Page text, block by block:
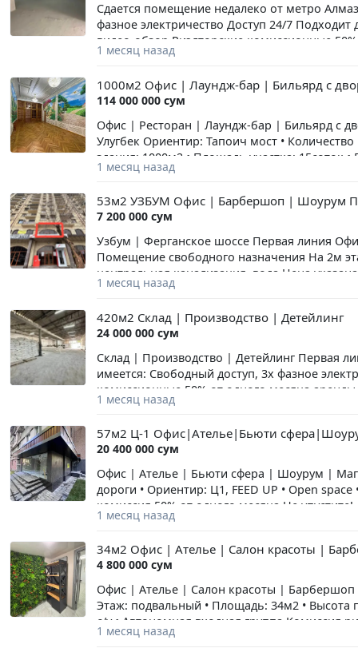
Сдается помещение недалеко от метро
фазное электричество Доступ 24/7
видео-обзор Риэлторские комиссионные
1 месяц назад
1000м2 Офис | Лаундж-бар | Бильярд с
114 000 000 сум
Офис | Ресторан | Лаундж-бар | Бильярд с
Улугбек Ориентир: Тапоич мост •
здания: 1000м2 • Площадь участка: 15соток
сауна • Паркинг: свободный Риэлторская
1 месяц назад
53м2 УЗБУМ Офис | Барбершоп | Шоурум
7 200 000 сум
Узбум | Ферганское шоссе Первая линия
Помещение свободного назначения На 2м
центральная канализация, вода Цена
месяца Риэлторская комиссия 50% от
1 месяц назад
420м2 Склад | Производство | Детейлинг
24 000 000 сум
Склад | Производство | Детейлинг Первая
имеется: Свободный доступ, 3х фазное
комиссионные 50% от одного месяца аренды
1 месяц назад
57м2 Ц-1 Офис|Ателье|Бьюти
20 400 000 сум
Офис | Ателье | Бьюти сфера | Шоурум |
дороги • Ориентир: Ц1, FEED UP • Open
комиссия 50% от одного месяца Не упустите!
1 месяц назад
34м2 Офис | Ателье | Салон красоты |
4 800 000 сум
Офис | Ателье | Салон красоты | Барбершоп
Этаж: подвальный • Площадь: 34м2 •
с/у • Автономная входная группа Комиссия
1 месяц назад